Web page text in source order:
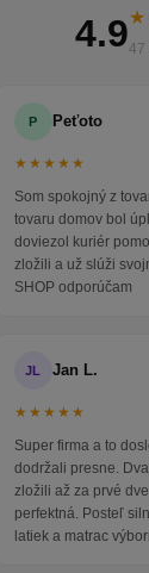
4.947
P Peťoto
★★★★★
Som spokojný z
tovaru domov bol
doviezol kuriér
zložili a už slúži
SHOP odporúčam
JL Jan L.
★★★★★
Super firma a to
dodržali presne.
zložili až za prvé
perfektná. Posteľ
latiek a matrac